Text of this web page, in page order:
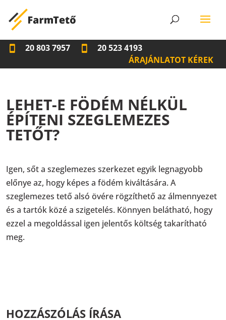
20 803 7957
20 523 4193
ÁRAJÁNLATOT KÉREK
LEHET-E FÖDÉM NÉLKÜL
ÉPÍTENI SZEGLEMEZES
TETŐT?
Igen, sőt a szeglemezes szerkezet egyik legnagyobb
előnye az, hogy képes a födém kiváltására. A
szeglemezes tető alsó övére rögzíthető az álmennyezet
és a tartók közé a szigetelés. Könnyen belátható, hogy
ezzel a megoldással igen jelentős költség takarítható
meg.
HOZZÁSZÓLÁS ÍRÁSA